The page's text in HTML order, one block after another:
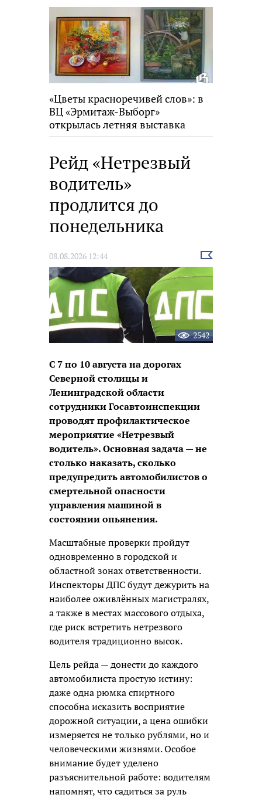
«Цветы красноречивей слов»: в
ВЦ «Эрмитаж-Выборг»
открылась летняя выставка
Рейд «Нетрезвый
водитель»
продлится до
понедельника
08.08.2026 12:44
Выбрать
новость
2542
С 7 по 10 августа на дорогах
Северной столицы и
Ленинградской области
сотрудники Госавтоинспекции
проводят профилактическое
мероприятие «Нетрезвый
водитель». Основная задача — не
столько наказать, сколько
предупредить автомобилистов о
смертельной опасности
управления машиной в
состоянии опьянения.
Масштабные проверки пройдут
одновременно в городской и
областной зонах ответственности.
Инспекторы ДПС будут дежурить на
наиболее оживлённых магистралях,
а также в местах массового отдыха,
где риск встретить нетрезвого
водителя традиционно высок.
Цель рейда — донести до каждого
автомобилиста простую истину:
даже одна рюмка спиртного
способна исказить восприятие
дорожной ситуации, а цена ошибки
измеряется не только рублями, но и
человеческими жизнями. Особое
внимание будет уделено
разъяснительной работе: водителям
напомнят, что садиться за руль